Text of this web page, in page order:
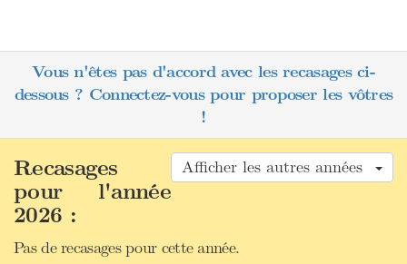
Vous n'êtes pas d'accord avec les recasages ci-
dessous ? Connectez-vous pour proposer les vôtres
!
Afficher les autres années
Recasages
pour l'année
2026 :
Pas de recasages pour cette année.